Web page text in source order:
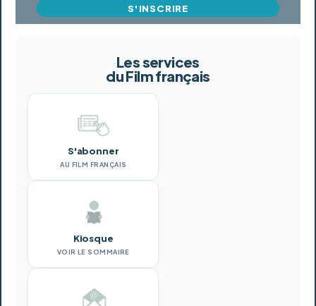
S'INSCRIRE
Les services
du Film français
S'abonner
AU FILM FRANÇAIS
Kiosque
VOIR LE SOMMAIRE